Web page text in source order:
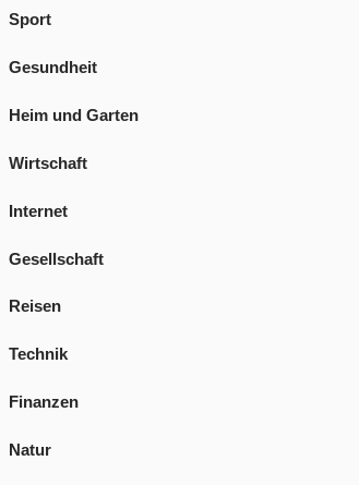
Sport
Gesundheit
Heim und Garten
Wirtschaft
Internet
Gesellschaft
Reisen
Technik
Finanzen
Natur